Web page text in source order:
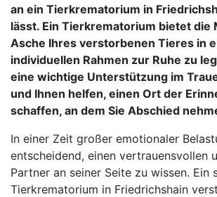
an ein Tierkrematorium in
lässt. Ein Tierkrematorium bietet die
Asche Ihres verstorbenen Tieres in
individuellen Rahmen zur Ruhe zu
eine wichtige Unterstützung im
und Ihnen helfen, einen Ort der
schaffen, an dem Sie Abschied
In einer Zeit großer emotionaler
entscheidend, einen vertrauensvollen
Partner an seiner Seite zu wissen. Ein
Tierkrematorium in Friedrichshain